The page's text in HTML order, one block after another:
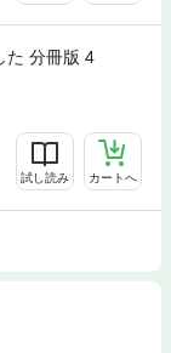
た 分冊版 4
試し読み カートへ